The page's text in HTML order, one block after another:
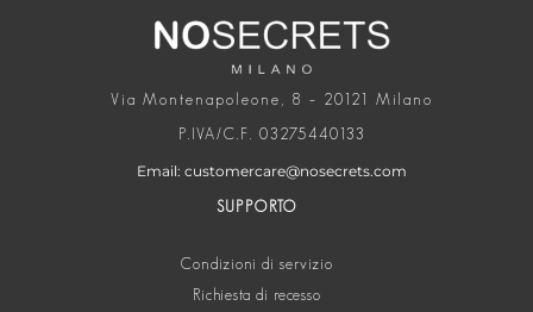
Via Montenapoleone, 8 – 20121 Milano
P.IVA/C.F. 03275440133
Email: customercare@nosecrets.com
SUPPORTO
Condizioni di servizio
Richiesta di recesso